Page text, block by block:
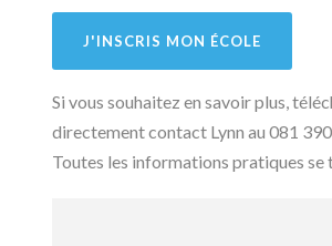
J'INSCRIS MON ÉCOLE
Si vous souhaitez en savoir plus,
directement contact Lynn au 081
Toutes les informations pratiques se